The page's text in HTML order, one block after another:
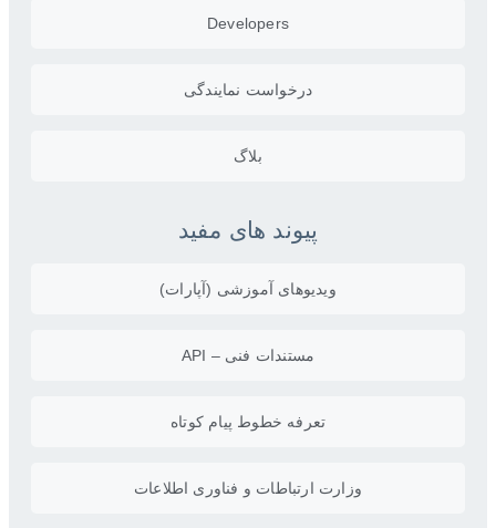
Developers
درخواست نمایندگی
بلاگ
پیوند های مفید
ویدیو‌های آموزشی (آپارات)
مستندات فنی – API
تعرفه خطوط پیام کوتاه
وزارت ارتباطات و فناوری اطلاعات